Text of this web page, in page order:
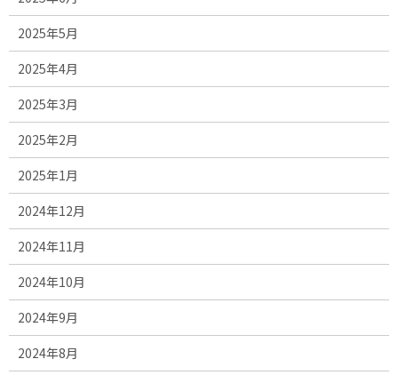
2025年5月
2025年4月
2025年3月
2025年2月
2025年1月
2024年12月
2024年11月
2024年10月
2024年9月
2024年8月